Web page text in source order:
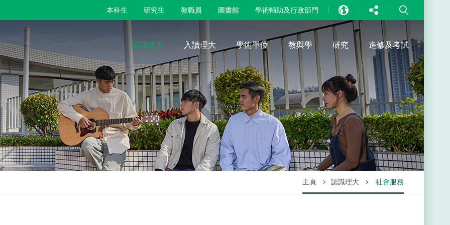
本科生 研究生 教職員 圖書館 學術輔助及行政部門
EN
中文
認識理大 入讀理大 學術單位 教與學 研究 進修及考試
主頁 認識理大 社會服務